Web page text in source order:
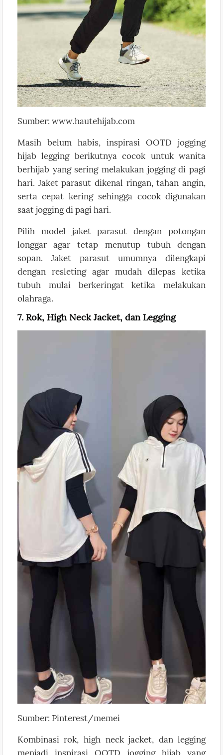
Sumber: www.hautehijab.com
Masih belum habis, inspirasi OOTD jogging
hijab legging berikutnya cocok untuk wanita
berhijab yang sering melakukan jogging di pagi
hari. Jaket parasut dikenal ringan, tahan angin,
serta cepat kering sehingga cocok digunakan
saat jogging di pagi hari.
Pilih model jaket parasut dengan potongan
longgar agar tetap menutup tubuh dengan
sopan. Jaket parasut umumnya dilengkapi
dengan resleting agar mudah dilepas ketika
tubuh mulai berkeringat ketika melakukan
olahraga.
7. Rok, High Neck Jacket, dan Legging
Sumber: Pinterest/memei
Kombinasi rok, high neck jacket, dan legging
menjadi inspirasi OOTD jogging hijab yang